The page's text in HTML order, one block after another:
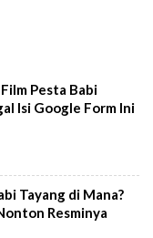
Pesta Babi
Isi Google Form Ini
Tayang di Mana?
Resminya